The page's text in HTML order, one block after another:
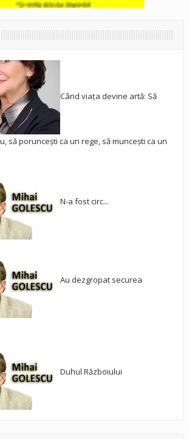
Când viața devine artă: Să
să poruncești ca un rege, să muncești ca un
N-a fost circ...
Au dezgropat securea
Duhul Războiului